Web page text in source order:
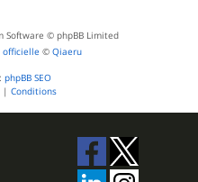
Software © phpBB Limited
officielle © Qiaeru
phpBB SEO
| Conditions